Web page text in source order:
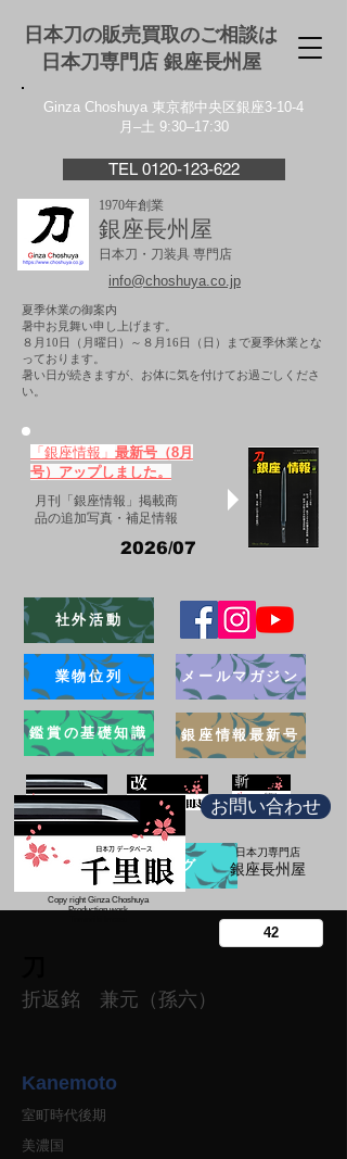
日本刀の販売買取のご相談は
日本刀専門店 銀座⻑州屋
Ginza Choshuya 東京都中央区銀座3-10-4
月–土 9:30–17:30
TEL 0120-123-622
1970年創業
銀座長州屋
日本刀・刀装具 専門店
info@choshuya.co.jp
夏季休業の御案内
暑中お見舞い申し上げます。
８月10日（月曜日）～８月16日（日）まで夏季休業とな
っております。
​暑い日が続きますが、お体に気を付けてお過ごしくださ
い。
「銀座情報」 最新号（8月
号）アップしました。
月刊「銀座情報」掲載商
品の追加写真・補足情報
2026/07
社外活動
業物位列
鑑賞の基礎知識
メールマガジン
銀座情報最新号
ブログ
お問い合わせ
日本刀専門店
​銀座長州屋
Copy right Ginza Choshuya
Production work
折返銘 兼元（孫六）
Kanemoto
室町時代後期
美濃国